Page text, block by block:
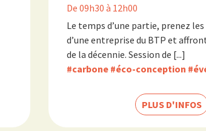
De 09h30 à 12h00
Le temps d’une partie, prenez
d’une entreprise du BTP et
de la décennie. Session de [...]
#carbone #éco-conception
PLUS D'INFOS